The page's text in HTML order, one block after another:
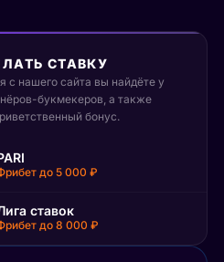
14 июня 2026
15:30 МСК
0
Матч завершён
СТАВКУ
с нашего сайта вы найдёте у
букмекеров, а также
бонус.
до 5 000 ₽
ставок
до 8 000 ₽